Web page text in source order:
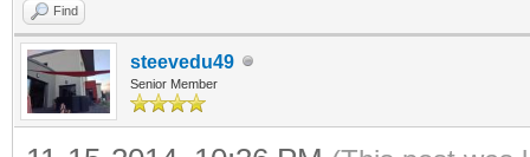
Find
steevedu49
Senior Member